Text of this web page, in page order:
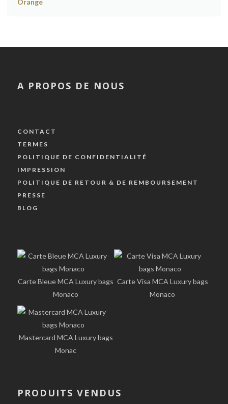
A PROPOS DE NOUS
CONTACT
TERMES
POLITIQUE DE CONFIDENTIALITÉ
IMPRESSION
POLITIQUE DE RETOUR & DE REMBOURSEMENT
PRESSE
BLOG
Carte Bleue MCA Luxury bags
Monaco
Carte Visa MCA Luxury bags
Monaco
Mastercard MCA Luxury bags
Monac
PRODUITS VENDUS